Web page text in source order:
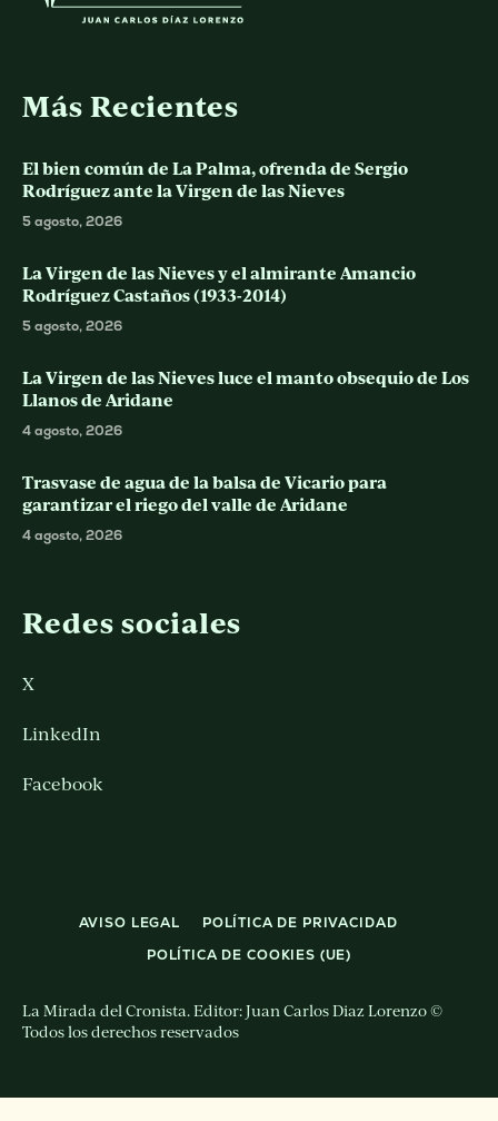
Más Recientes
El bien común de La Palma, ofrenda de Sergio
Rodríguez ante la Virgen de las Nieves
5 agosto, 2026
La Virgen de las Nieves y el almirante Amancio
Rodríguez Castaños (1933-2014)
5 agosto, 2026
La Virgen de las Nieves luce el manto obsequio de Los
Llanos de Aridane
4 agosto, 2026
Trasvase de agua de la balsa de Vicario para
garantizar el riego del valle de Aridane
4 agosto, 2026
Redes sociales
X
LinkedIn
Facebook
AVISO LEGAL
POLÍTICA DE PRIVACIDAD
POLÍTICA DE COOKIES (UE)
La Mirada del Cronista. Editor: Juan Carlos Diaz Lorenzo ©
Todos los derechos reservados